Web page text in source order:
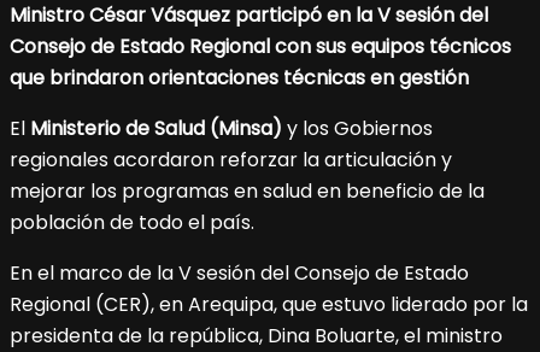
Ministro César Vásquez participó en la V sesión del
Consejo de Estado Regional con sus equipos técnicos
que brindaron orientaciones técnicas en gestión
El Ministerio de Salud (Minsa) y los Gobiernos
regionales acordaron reforzar la articulación y
mejorar los programas en salud en beneficio de la
población de todo el país.
En el marco de la V sesión del Consejo de Estado
Regional (CER), en Arequipa, que estuvo liderado por la
presidenta de la república, Dina Boluarte, el ministro